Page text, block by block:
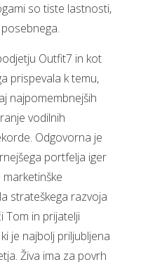
so tiste lastnosti,
Outfit7 in kot
prispevala k temu,
najpomembnejših
vodilnih
Odgovorna je
portfelja iger
strateškega razvoja
Tom in prijatelji
je najbolj priljubljena
Živa ima za povrh